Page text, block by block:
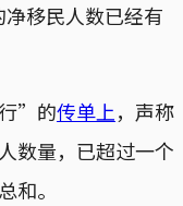
移民人数已经有
”的传单上，声称
数量，已超过一个
和。